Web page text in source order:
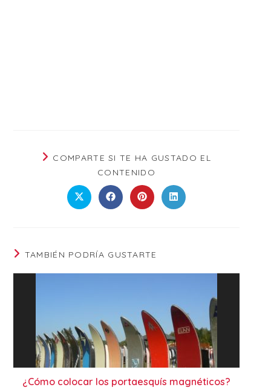
COMPARTE SI TE HA GUSTADO EL
CONTENIDO
TAMBIÉN PODRÍA GUSTARTE
¿Cómo colocar los portaesquís magnéticos?